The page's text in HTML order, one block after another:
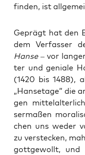
finden, ist
Geprägt hat den
dem Ver­fas­ser
Han­se– vor
ter und genia­le
(1420 bis 1488),
„Han­se­ta­ge” die
gen
ser­ma­ßen
chen uns weder
zu ver­ste­cken,
gott­ge­wollt,